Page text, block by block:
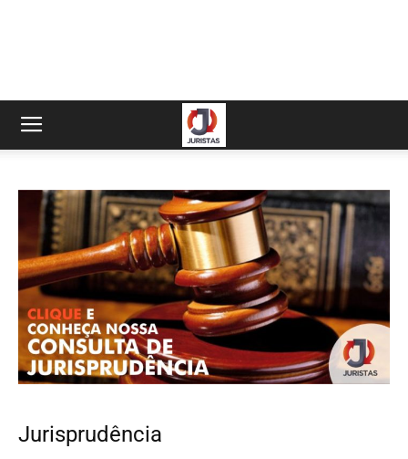
Jurisprudência